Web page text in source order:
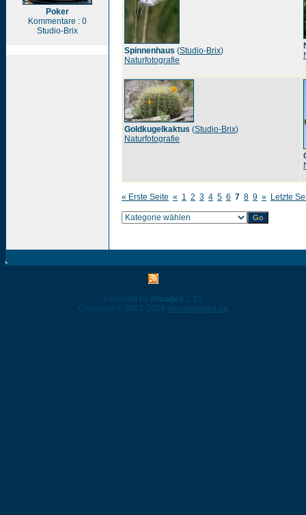
Poker
Kommentare : 0
Studio-Brix
Spinnenhaus (Studio-Brix)
Naturfotografie
Goldkugelkaktus (Studio-Brix)
Naturfotografie
« Erste Seite « 1 2 3 4 5 6 7 8 9 » Letzte
Powered by 4images 1.10
Copyright © 2002-2026 4homepages.de